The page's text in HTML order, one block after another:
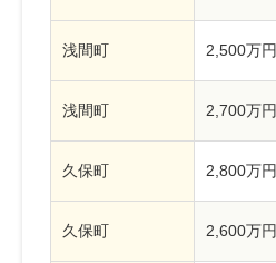
浅間町 2,500万円
浅間町 2,700万円
久保町 2,800万円
久保町 2,600万円